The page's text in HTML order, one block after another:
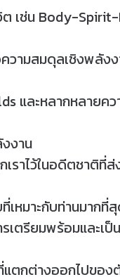
วิต เช่น Body-
วามสมดุลเชิงพลัง
และหลากหลาย
งาน
าไว้ในอดีตชาติที่
เหมาะกับท่านมาก
ตรียมพร้อมและเ
กต่างออกไปของตั